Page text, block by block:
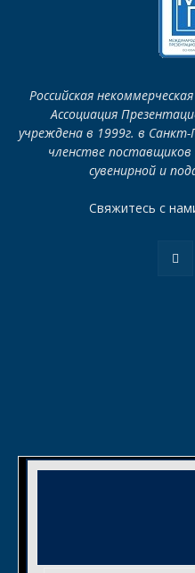
Российская
Ассоциация
учреждена в 1999г. в
членстве поставщиков
сувенирной и
Свяжитесь с